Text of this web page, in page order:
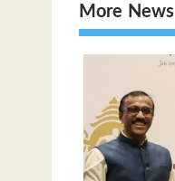
More News